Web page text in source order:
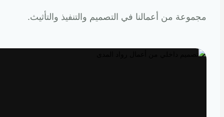
من أعمالنا في التصميم والتنفيذ والتأثيث.